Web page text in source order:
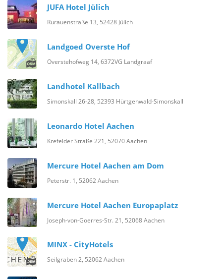
JUFA Hotel Jülich
Rurauenstraße 13, 52428 Jülich
Landgoed Overste Hof
Overstehofweg 14, 6372VG Landgraaf
Landhotel Kallbach
Simonskall 26-28, 52393 Hürtgenwald-Simonskall
Leonardo Hotel Aachen
Krefelder Straße 221, 52070 Aachen
Mercure Hotel Aachen am Dom
Peterstr. 1, 52062 Aachen
Mercure Hotel Aachen Europaplatz
Joseph-von-Goerres-Str. 21, 52068 Aachen
MINX - CityHotels
Seilgraben 2, 52062 Aachen